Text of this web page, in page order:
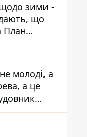
зими -
що
План
молоді, а
а це